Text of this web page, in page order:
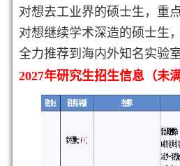
对想去工业界的硕士生，重
对想继续学术深造的硕士生
全力推荐到海内外知名实验室
2027年研究生招生信息（未满